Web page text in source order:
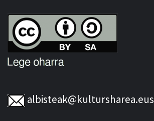
albisteak@kultursharea.eus